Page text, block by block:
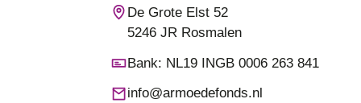
De Grote Elst 52
5246 JR Rosmalen
Bank: NL19 INGB 0006 263 841
info@armoedefonds.nl